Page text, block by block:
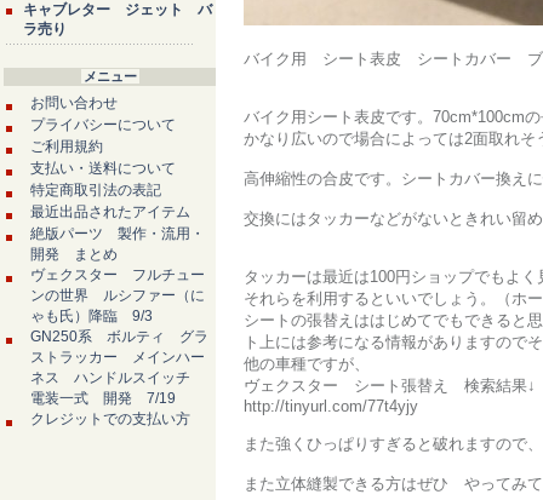
キャブレター ジェット バ
ラ売り
メニュー
お問い合わせ
プライバシーについて
ご利用規約
支払い・送料について
特定商取引法の表記
最近出品されたアイテム
絶版パーツ 製作・流用・
開発 まとめ
ヴェクスター フルチュー
ンの世界 ルシファー（に
ゃも氏）降臨 9/3
GN250系 ボルティ グラ
ストラッカー メインハー
ネス ハンドルスイッチ
電装一式 開発 7/19
クレジットでの支払い方
バイク用 シート表皮 シートカバー
バイク用シート表皮です。70cm*100cm
かなり広いので場合によっては2面取れそ
高伸縮性の合皮です。シートカバー換え
交換にはタッカーなどがないときれい留
タッカーは最近は100円ショップでもよ
それらを利用するといいでしょう。（ホ
シートの張替えははじめてでもできると
ト上には参考になる情報がありますので
他の車種ですが、
ヴェクスター シート張替え 検索結果↓
http://tinyurl.com/77t4yjy
また強くひっぱりすぎると破れますので
また立体縫製できる方はぜひ やってみ